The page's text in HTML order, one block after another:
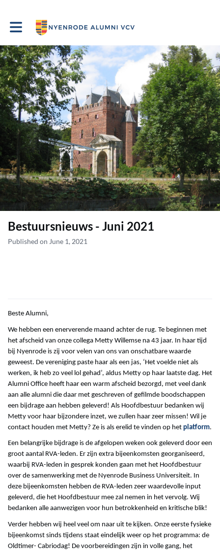
Toggle main navigation
Bestuursnieuws - Juni 2021
Published on June 1, 2021
Beste Alumni,
We hebben een enerverende maand achter de rug. Te beginnen met
het afscheid van onze collega Metty Willemse na 43 jaar. In haar tijd
bij Nyenrode is zij voor velen van ons van onschatbare waarde
geweest. De vereniging paste haar als een jas, ‘Het voelde niet als
werken, ik heb zo veel lol gehad’, aldus Metty op haar laatste dag. Het
Alumni Office heeft haar een warm afscheid bezorgd, met veel dank
aan alle alumni die daar met geschreven of gefilmde boodschappen
een bijdrage aan hebben geleverd! Als Hoofdbestuur bedanken wij
Metty voor haar bijzondere inzet, we zullen haar zeer missen! Wil je
contact houden met Metty? Ze is als erelid te vinden op het platform.
Een belangrijke bijdrage is de afgelopen weken ook geleverd door een
groot aantal RVA-leden. Er zijn extra bijeenkomsten georganiseerd,
waarbij RVA-leden in gesprek konden gaan met het Hoofdbestuur
over de samenwerking met de Nyenrode Business Universiteit. In
deze bijeenkomsten hebben de RVA-leden zeer waardevolle input
geleverd, die het Hoofdbestuur mee zal nemen in het vervolg. Wij
bedanken alle aanwezigen voor hun betrokkenheid en kritische blik!
Verder hebben wij heel veel om naar uit te kijken. Onze eerste fysieke
bijeenkomst sinds tijdens staat eindelijk weer op het programma: de
Oldtimer- Cabriodag! De voorbereidingen zijn in volle gang, het